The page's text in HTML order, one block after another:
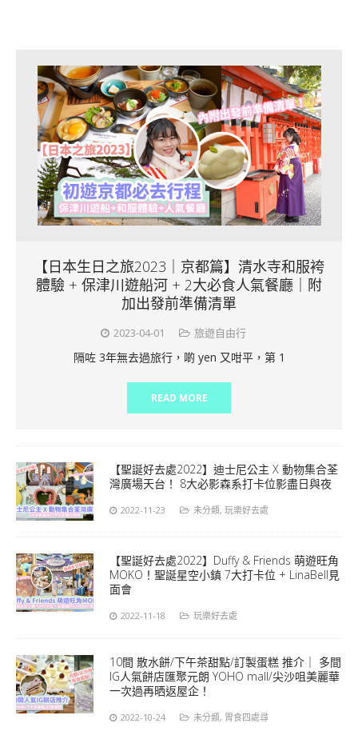
【日本生日之旅2023｜京都篇】清水寺和服袴
體驗 + 保津川遊船河 + 2大必食人氣餐廳｜附
加出發前準備清單
2023-04-01 旅遊自由行
隔咗 3年無去過旅行，啲 yen 又咁平，第 1
READ MORE
【聖誕好去處2022】迪士尼公主 X 動物集合荃
灣廣場天台！ 8大必影森系打卡位影盡日與夜
2022-11-23 未分類, 玩樂好去處
【聖誕好去處2022】Duffy & Friends 萌遊旺角
MOKO！聖誕星空小鎮 7大打卡位 + LinaBell見
面會
2022-11-18 玩樂好去處
10間 散水餅/下午茶甜點/訂製蛋糕 推介｜ 多間
IG人氣餅店匯聚元朗 YOHO mall/尖沙咀美麗華
一次過再晒返屋企！
2022-10-24 未分類, 胃食四處尋